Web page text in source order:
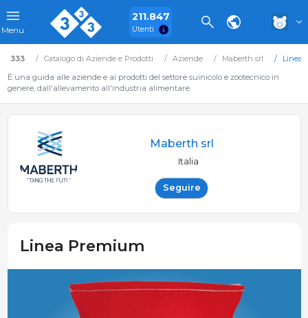
Menu
211.847
Utenti
333 Catalogo di Aziende e Prodotti Aziende Maberth srl
Linea
È una guida alle aziende e ai prodotti del settore suinicolo e zootecnico in
genere, dall'allevamento all'industria alimentare.
Maberth srl
Italia
Seguire
Linea Premium